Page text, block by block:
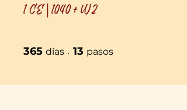
1 CE | 1040 + W2
365 días 365 días
13 pasos